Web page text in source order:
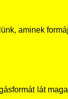
aminek
lát